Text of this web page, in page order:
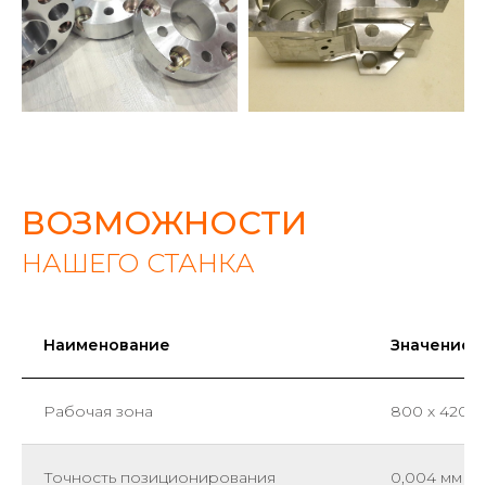
ВОЗМОЖНОСТИ
НАШЕГО СТАНКА
Наименование Значение
Рабочая зона 800 х 420
Точность позиционирования 0,004 мм